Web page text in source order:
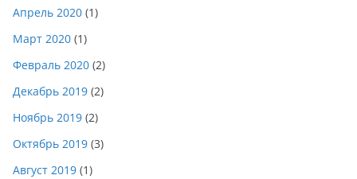
Апрель 2020 (1)
Март 2020 (1)
Февраль 2020 (2)
Декабрь 2019 (2)
Ноябрь 2019 (2)
Октябрь 2019 (3)
Август 2019 (1)